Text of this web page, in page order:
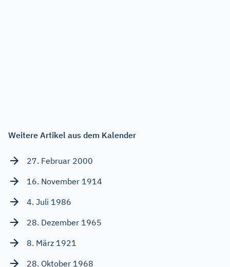
Weitere Artikel aus dem Kalender
27. Februar 2000
16. November 1914
4. Juli 1986
28. Dezember 1965
8. März 1921
28. Oktober 1968